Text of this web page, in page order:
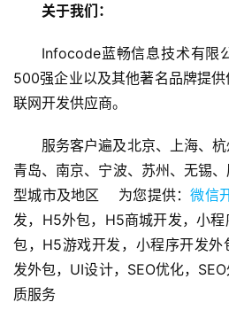
V
/
/
U
X
设
计
关于我们：
Infocode蓝畅信息技术有限
500强企业以及其他著名品牌提
联网开发供应商。
服务客户遍及北京、上海、杭
青岛、南京、宁波、苏州、无锡
型城市及地区    为您提供：微信
发，H5外包，H5商城开发，小
包，H5游戏开发，小程序开发外
发外包，UI设计，SEO优化，
质服务